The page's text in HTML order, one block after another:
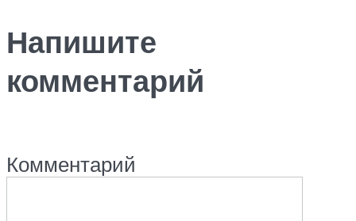
Напишите
комментарий
Комментарий